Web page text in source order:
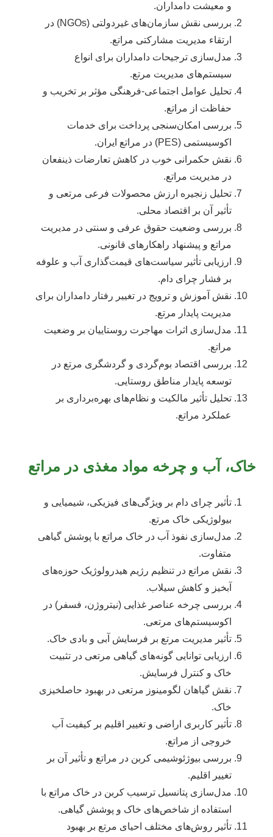
و معیشت دامداران.
بررسی نقش سازمان‌های غیردولتی (NGOs) در
ارتقاء مدیریت مشارکتی مراتع.
مدل‌سازی ترجیحات دامداران برای انواع
سیستم‌های مدیریت مرتع.
تحلیل عوامل اجتماعی-فرهنگی مؤثر بر تخریب و
حفاظت از مراتع.
بررسی امکان‌سنجی پرداخت برای خدمات
اکوسیستمی (PES) در مراتع ایران.
نقش حکمرانی خوب در کاهش تعارضات ذینفعان
در مدیریت مراتع.
تحلیل زنجیره ارزش محصولات فرعی مرتعی و
تأثیر آن بر اقتصاد محلی.
بررسی وضعیت حقوق عرفی و سنتی در مدیریت
مراتع و پیشنهاد راهکارهای قانونی.
ارزیابی تأثیر سیاست‌های قیمت‌گذاری آب و علوفه
بر فشار چرای دام.
نقش آموزش و ترویج در تغییر رفتار دامداران برای
مدیریت پایدار مرتع.
مدل‌سازی اثرات مهاجرت روستاییان بر وضعیت
مراتع.
بررسی اقتصاد بوم‌گردی و گردشگری مرتع در
توسعه پایدار مناطق روستایی.
تحلیل تأثیر مالکیت و نظام‌های بهره‌برداری بر
عملکرد مراتع.
خاک، آب و چرخه مواد مغذی در مراتع
تأثیر چرای دام بر ویژگی‌های فیزیکی، شیمیایی و
بیولوژیکی خاک مرتع.
مدل‌سازی نفوذ آب در خاک مراتع با پوشش گیاهی
متفاوت.
نقش مراتع در تنظیم رژیم هیدرولوژیک حوزه‌های
آبخیز و کاهش سیلاب.
بررسی چرخه عناصر غذایی (نیتروژن، فسفر) در
اکوسیستم‌های مرتعی.
تأثیر مدیریت مرتع بر فرسایش آبی و بادی خاک.
ارزیابی توانایی گونه‌های گیاهی مرتعی در تثبیت
خاک و کنترل فرسایش.
نقش گیاهان لگومینوز مرتعی در بهبود حاصلخیزی
خاک.
تأثیر کاربری اراضی و تغییر اقلیم بر کیفیت آب
خروجی از مراتع.
بررسی بیوژئوشیمی کربن در مراتع و تأثیر آن بر
تغییر اقلیم.
مدل‌سازی پتانسیل ترسیب کربن در خاک مراتع با
استفاده از شاخص‌های خاک و پوشش گیاهی.
تأثیر روش‌های مختلف احیای مرتع بر بهبود